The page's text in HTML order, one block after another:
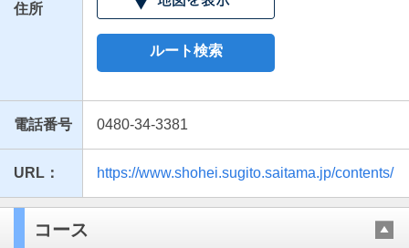
住所
ルート検索
電話番号 0480-34-3381
URL： https://www.shohei.sugito.saitama.jp/contents/
コース